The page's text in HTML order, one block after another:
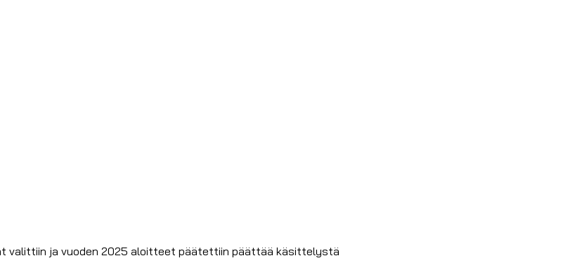
valittiin ja vuoden 2025 aloitteet päätettiin päättää käsittelystä